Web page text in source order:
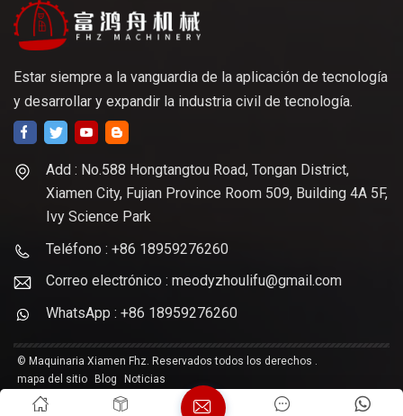
Estar siempre a la vanguardia de la aplicación de tecnología
y desarrollar y expandir la industria civil de tecnología.
Add : No.588 Hongtangtou Road, Tongan District,
Xiamen City, Fujian Province Room 509, Building 4A 5F,
Ivy Science Park
Teléfono : +86 18959276260
Correo electrónico : meodyzhoulifu@gmail.com
WhatsApp : +86 18959276260
© Maquinaria Xiamen Fhz. Reservados todos los derechos .
mapa del sitio Blog
Noticias
Links :
Soporta red IPv6